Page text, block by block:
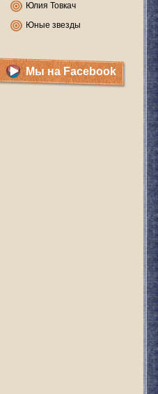
Юлия Товкач
Юные звезды
Мы на Facebook